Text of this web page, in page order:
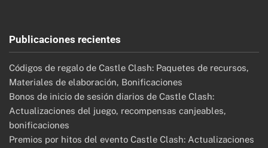
Publicaciones recientes
Códigos de regalo de Castle Clash: Paquetes de recursos,
Materiales de elaboración, Bonificaciones
Bonos de inicio de sesión diarios de Castle Clash:
Actualizaciones del juego, recompensas canjeables,
bonificaciones
Premios por hitos del evento Castle Clash: Actualizaciones